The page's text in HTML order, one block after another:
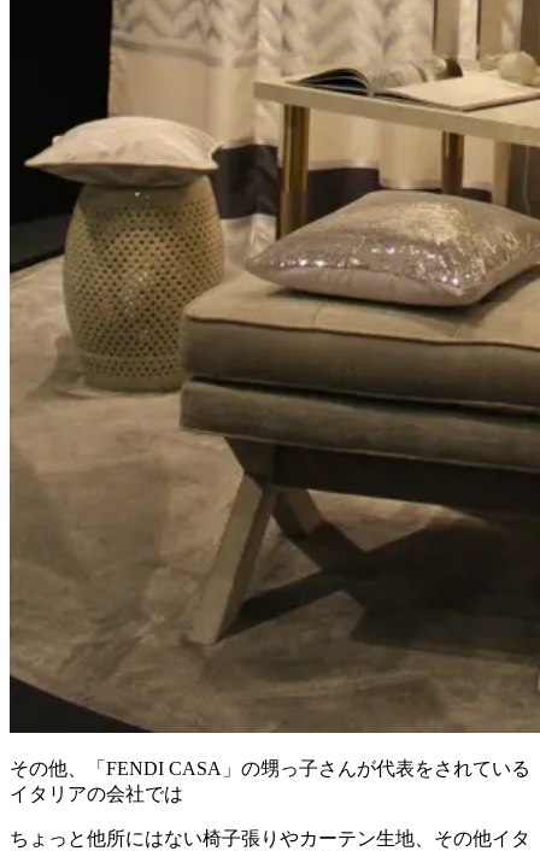
その他、「FENDI CASA」の甥っ子さんが代表をされている
イタリアの会社では
ちょっと他所にはない椅子張りやカーテン生地、その他イタ